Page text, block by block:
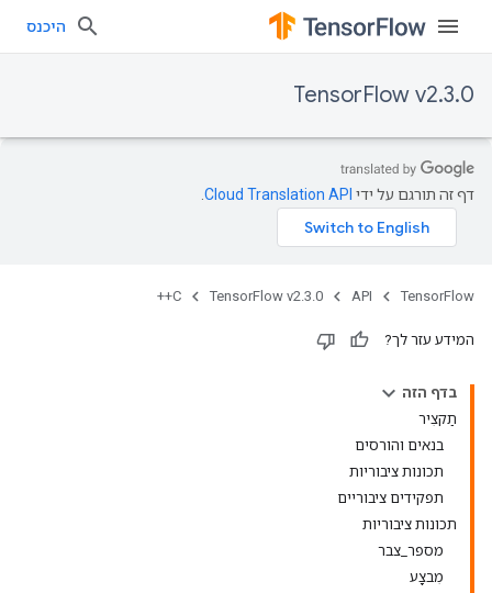
היכנס
TensorFlow v2.3.0
דף זה תורגם על ידי Cloud Translation API
TensorFlow
API
TensorFlow v2.3.0
C++
המידע עזר לך?
בדף הזה
תַקצִיר
בנאים והורסים
תכונות ציבוריות
תפקידים ציבוריים
תכונות ציבוריות
מספר_צבר
מִבצָע